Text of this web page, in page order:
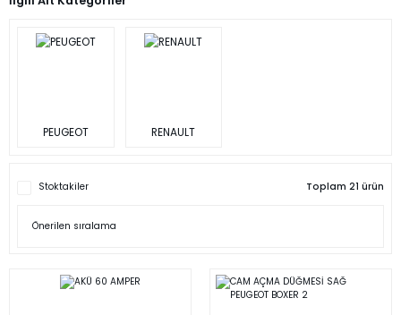
PEUGEOT RENAULT
Stoktakiler Toplam 21 ürün